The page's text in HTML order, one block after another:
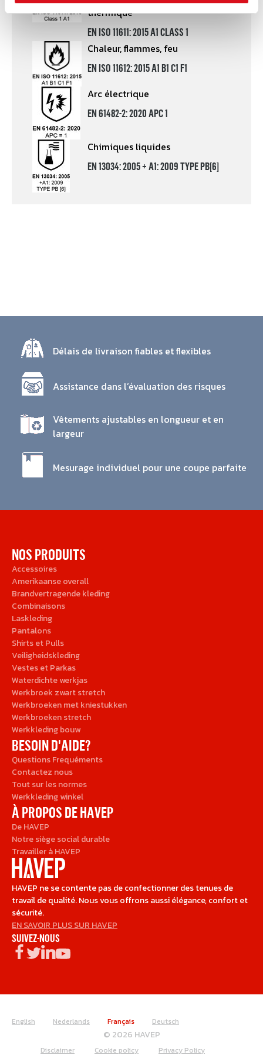
thermique
EN ISO 11611: 2015 A1 CLASS 1
Chaleur, flammes, feu
EN ISO 11612: 2015 A1 B1 C1 F1
Arc électrique
EN 61482-2: 2020 APC 1
Chimiques liquides
EN 13034: 2005 + A1: 2009 TYPE PB[6]
Délais de livraison fiables et flexibles
Assistance dans l’évaluation des risques
Vêtements ajustables en longueur et en
largeur
Mesurage individuel pour une coupe parfaite
HAVEP ne se contente pas de confectionner des tenues de
travail de qualité. Nous vous offrons aussi élégance, confort et
sécurité.
EN SAVOIR PLUS SUR HAVEP
SUIVEZ-NOUS
NOS PRODUITS
Accessoires
Amerikaanse overall
Brandvertragende kleding
Combinaisons
Laskleding
Pantalons
Shirts et Pulls
Veiligheidskleding
Vestes et Parkas
Waterdichte werkjas
Werkbroek zwart stretch
Werkbroeken met kniestukken
Werkbroeken stretch
Werkkleding bouw
BESOIN D'AIDE?
Questions Frequéments
Contactez nous
Tout sur les normes
Werkkleding winkel
À PROPOS DE HAVEP
De HAVEP
Notre siège social durable
Travailler à HAVEP
English Nederlands Français Deutsch
© 2026 HAVEP
Disclaimer Cookie policy Privacy Policy